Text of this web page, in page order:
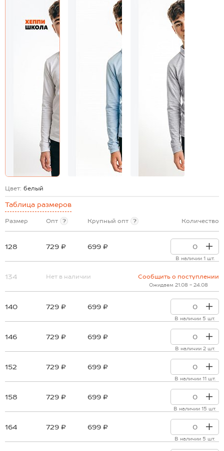
Цвет: белый
Таблица размеров
Размер Опт ? Крупный опт ? Количество
128 729 ₽ 699 ₽
В наличии 1 шт.
134 Нет в наличии Сообщить о поступлении
Ожидаем 21.08 - 24.08
140 729 ₽ 699 ₽
В наличии 5 шт.
146 729 ₽ 699 ₽
В наличии 2 шт.
152 729 ₽ 699 ₽
В наличии 11 шт.
158 729 ₽ 699 ₽
В наличии 15 шт.
164 729 ₽ 699 ₽
В наличии 5 шт.